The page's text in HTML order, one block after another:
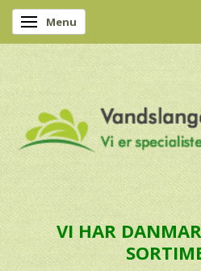
Skifte navigation
Menu
VI HAR